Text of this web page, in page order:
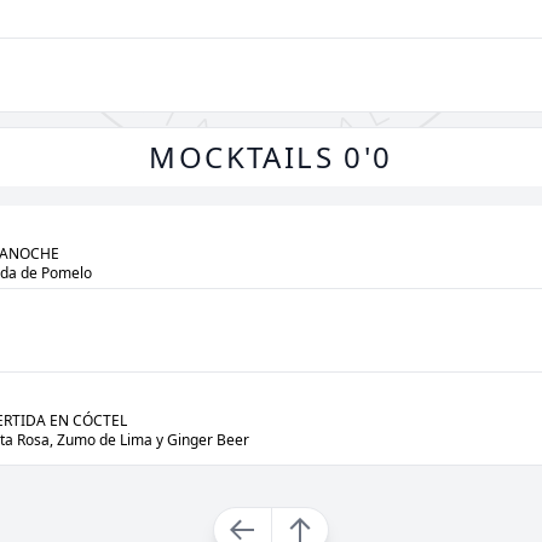
MOCKTAILS 0'0
de Pomelo
EN CÓCTEL
Rosa, Zumo de Lima y Ginger Beer